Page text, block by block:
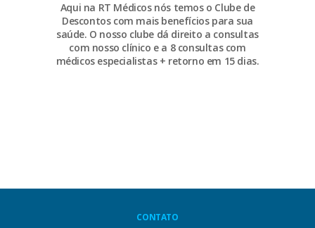
Aqui na RT Médicos nós temos o Clube de
Descontos com mais benefícios para sua
saúde. O nosso clube dá direito a consultas
com nosso clínico e a 8 consultas com
médicos especialistas + retorno em 15 dias.
CONTATO